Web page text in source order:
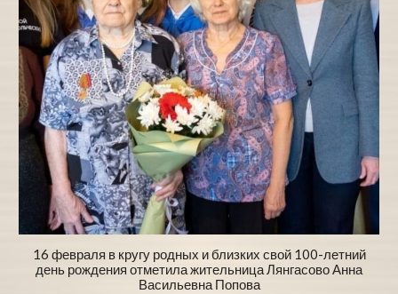
16 февраля в кругу родных и близких свой 100-летний
день рождения отметила жительница Лянгасово Анна
Васильевна Попова